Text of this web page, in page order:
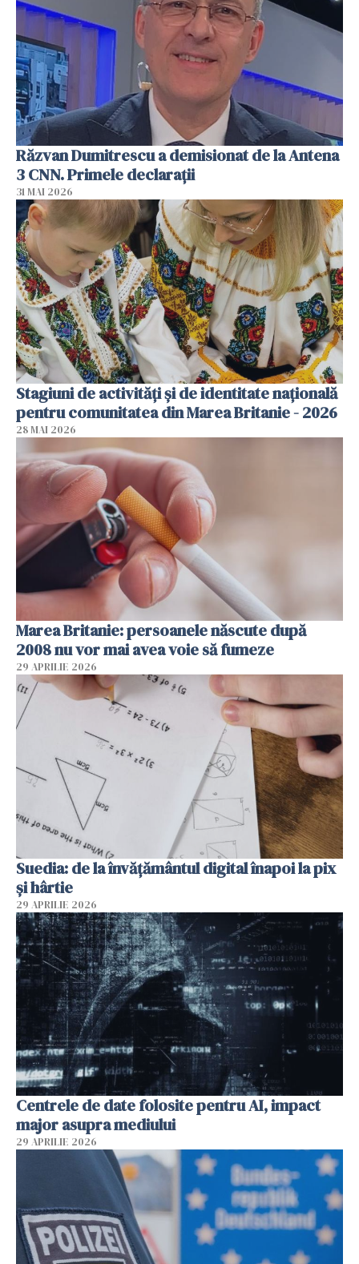
Răzvan Dumitrescu a demisionat de la Antena
3 CNN. Primele declarații
31 MAI 2026
Stagiuni de activități și de identitate națională
pentru comunitatea din Marea Britanie - 2026
28 MAI 2026
Marea Britanie: persoanele născute după
2008 nu vor mai avea voie să fumeze
29 APRILIE 2026
Suedia: de la învățământul digital înapoi la pix
și hârtie
29 APRILIE 2026
Centrele de date folosite pentru AI, impact
major asupra mediului
29 APRILIE 2026